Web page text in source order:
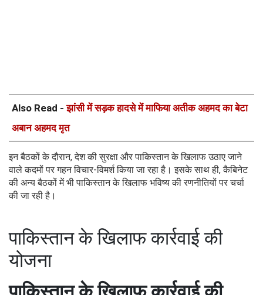
Also Read -झांसी में सड़क हादसे में माफिया अतीक अहमद का बेटा
अबान अहमद मृत
इन बैठकों के दौरान, देश की सुरक्षा और पाकिस्तान के खिलाफ उठाए जाने
वाले कदमों पर गहन विचार-विमर्श किया जा रहा है। इसके साथ ही, कैबिनेट
की अन्य बैठकों में भी पाकिस्तान के खिलाफ भविष्य की रणनीतियों पर चर्चा
की जा रही है।
पाकिस्तान के खिलाफ कार्रवाई की
योजना